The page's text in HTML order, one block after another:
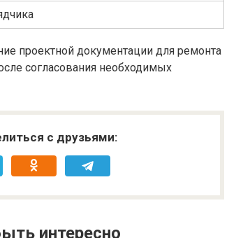
проектной документации для ремонта
согласования необходимых
с друзьями:
интересно